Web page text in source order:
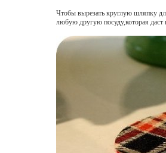
Чтобы вырезать круглую шляпку
любую другую посуду,которая даст